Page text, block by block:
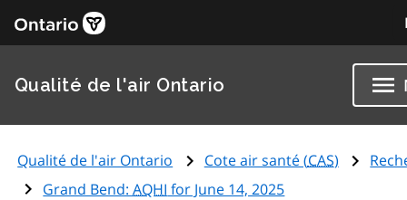
Qualité de l'air Ontario
Qualité de l'air Ontario Cote air santé (CAS)
Grand Bend:AQHI for June 14, 2025